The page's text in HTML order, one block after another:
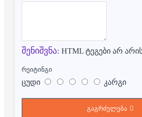
შენიშვნა: HTML ტეგები არ
რეიტინგი
ცუდი კარგი
გაგრძელება